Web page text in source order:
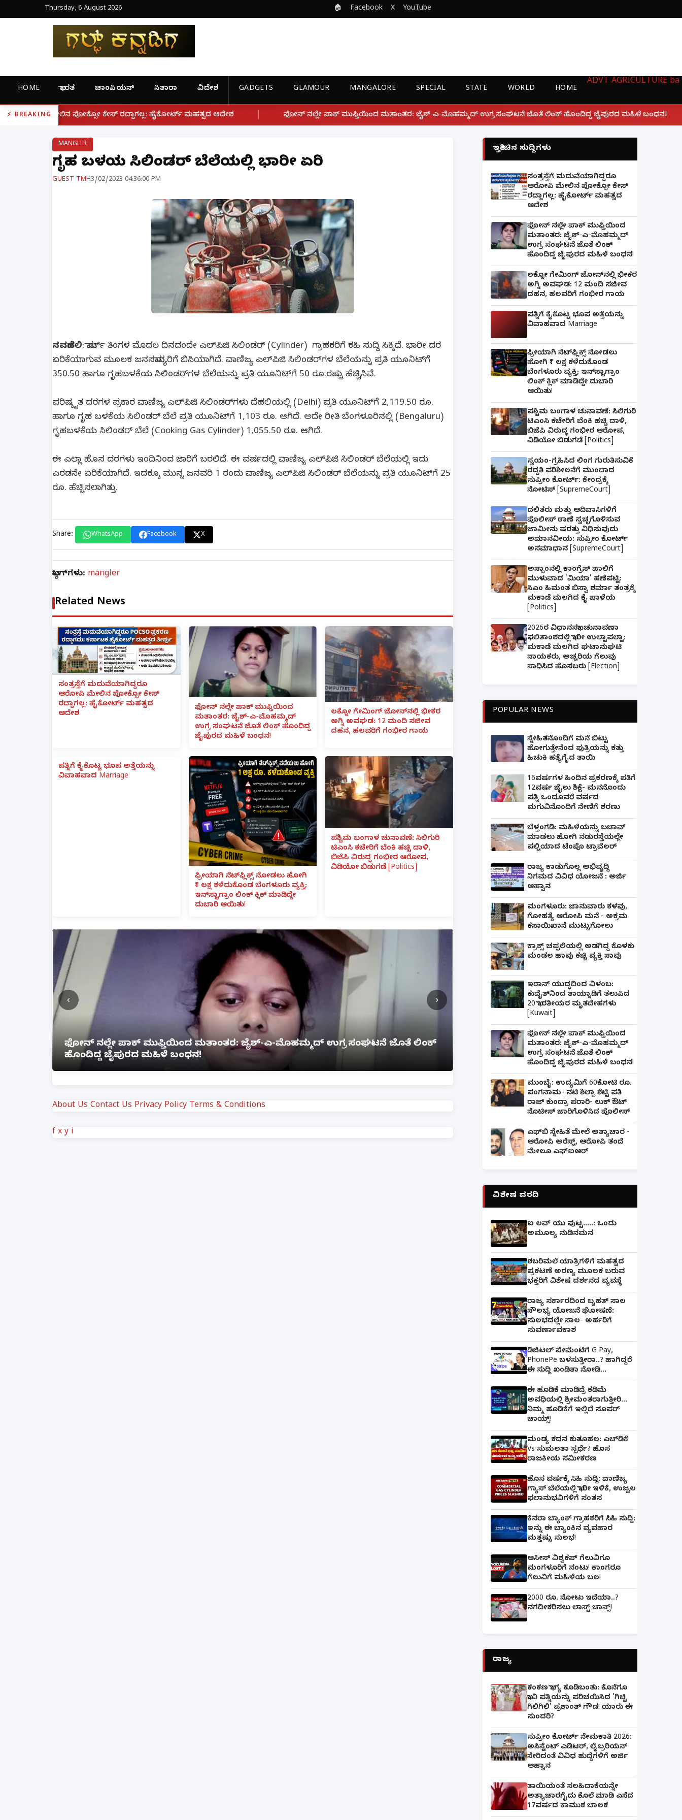
Thursday, 6 August 2026 🏠 Facebook X YouTube
HOME ಭಾರತ ಚಾಂಪಿಯನ್ ಸಿತಾರಾ ವಿದೇಶ GADGETS GLAMOUR MANGALORE SPECIAL STATE WORLD HOME
ADVT AGRICULTURE ba
BREAKING
ಕೇಸ್ ರದ್ದಾಗಲ್ಲ: ಹೈಕೋರ್ಟ್ ಮಹತ್ವದ ಆದೇಶ | ಫೋನ್ ನಲ್ಲೇ ಪಾಕ್ ಮುಫ್ತಿಯಿಂದ ಮತಾಂತರ: ಜೈಶ್-ಎ-ಮೊಹಮ್ಮದ್ ಉಗ್ರ ಸಂಘಟನೆ ಜೊತೆ ಲಿಂಕ್ ಹೊಂದಿದ್ದ ಜೈಪುರದ ಮಹಿಳೆ ಬಂಧನ! | ಲಕ್ನೋ
MANGLER
ಗೃಹ ಬಳಕೆಯ ಸಿಲಿಂಡರ್ ಬೆಲೆಯಲ್ಲಿ ಭಾರೀ ಏರಿಕೆ
GUEST TMH3/02/2023 04:36:00 PM
ನವದೆಹಲಿ: ಮಾರ್ಚ್ ತಿಂಗಳ ಮೊದಲ ದಿನದಂದೇ ಎಲ್‍ಪಿಜಿ ಸಿಲಿಂಡರ್ (Cylinder) ಗ್ರಾಹಕರಿಗೆ ಕಹಿ ಸುದ್ದಿ ಸಿಕ್ಕಿದೆ. ಭಾರೀ ದರ
ಏರಿಕೆಯಾಗುವ ಮೂಲಕ ಜನಸಮಾನ್ಯರಿಗೆ ಬಿಸಿಯಾಗಿದೆ. ವಾಣಿಜ್ಯ ಎಲ್‍ಪಿಜಿ ಸಿಲಿಂಡರ್‌ಗಳ ಬೆಲೆಯನ್ನು ಪ್ರತಿ ಯೂನಿಟ್‍ಗೆ
350.50 ಹಾಗೂ ಗೃಹಬಳಕೆಯ ಸಿಲಿಂಡರ್‌ಗಳ ಬೆಲೆಯನ್ನು ಪ್ರತಿ ಯೂನಿಟ್‍ಗೆ 50 ರೂ.ರಷ್ಟು ಹೆಚ್ಚಿಸಿವೆ.
ಪರಿಷ್ಕೃತ ದರಗಳ ಪ್ರಕಾರ ವಾಣಿಜ್ಯ ಎಲ್‍ಪಿಜಿ ಸಿಲಿಂಡರ್‌ಗಳು ದೆಹಲಿಯಲ್ಲಿ (Delhi) ಪ್ರತಿ ಯೂನಿಟ್‍ಗೆ 2,119.50 ರೂ.
ಹಾಗೂ ಗೃಹ ಬಳಕೆಯ ಸಿಲಿಂಡರ್ ಬೆಲೆ ಪ್ರತಿ ಯೂನಿಟ್‍ಗೆ 1,103 ರೂ. ಆಗಿದೆ. ಅದೇ ರೀತಿ ಬೆಂಗಳೂರಿನಲ್ಲಿ (Bengaluru)
ಗೃಹಬಳಕೆಯ ಸಿಲಿಂಡರ್ ಬೆಲೆ (Cooking Gas Cylinder) 1,055.50 ರೂ. ಆಗಿದೆ.
ಈ ಎಲ್ಲಾ ಹೊಸ ದರಗಳು ಇಂದಿನಿಂದ ಜಾರಿಗೆ ಬರಲಿದೆ. ಈ ವರ್ಷದಲ್ಲಿ ವಾಣಿಜ್ಯ ಎಲ್‍ಪಿಜಿ ಸಿಲಿಂಡರ್ ಬೆಲೆಯಲ್ಲಿ ಇದು
ಎರಡನೇ ಏರಿಕೆಯಾಗಿದೆ. ಇದಕ್ಕೂ ಮುನ್ನ ಜನವರಿ 1 ರಂದು ವಾಣಿಜ್ಯ ಎಲ್‍ಪಿಜಿ ಸಿಲಿಂಡರ್ ಬೆಲೆಯನ್ನು ಪ್ರತಿ ಯೂನಿಟ್‍ಗೆ 25
ರೂ. ಹೆಚ್ಚಿಸಲಾಗಿತ್ತು.
Share: WhatsApp Facebook X
ಟ್ಯಾಗ್‌ಗಳು: mangler
Related News
ಸಂತ್ರಸ್ತೆಗೆ ಮದುವೆಯಾಗಿದ್ದರೂ
ಆರೋಪಿ ಮೇಲಿನ ಪೋಕ್ಸೋ ಕೇಸ್
ರದ್ದಾಗಲ್ಲ: ಹೈಕೋರ್ಟ್ ಮಹತ್ವದ
ಆದೇಶ
ಫೋನ್ ನಲ್ಲೇ ಪಾಕ್ ಮುಫ್ತಿಯಿಂದ
ಮತಾಂತರ: ಜೈಶ್-ಎ-ಮೊಹಮ್ಮದ್
ಉಗ್ರ ಸಂಘಟನೆ ಜೊತೆ ಲಿಂಕ್ ಹೊಂದಿದ್ದ
ಜೈಪುರದ ಮಹಿಳೆ ಬಂಧನ!
ಲಕ್ನೋ ಗೇಮಿಂಗ್ ಜೋನ್‌ನಲ್ಲಿ ಭೀಕರ
ಅಗ್ನಿ ಅವಘಡ: 12 ಮಂದಿ ಸಜೀವ
ದಹನ, ಹಲವರಿಗೆ ಗಂಭೀರ ಗಾಯ
ಪತ್ನಿಗೆ ಕೈಕೊಟ್ಟ ಭೂಪ ಅತ್ತೆಯನ್ನು
ವಿವಾಹವಾದ Marriage
ಫ್ರೀಯಾಗಿ ನೆಟ್‌ಫ್ಲಿಕ್ಸ್ ನೋಡಲು ಹೋಗಿ
₹1 ಲಕ್ಷ ಕಳೆದುಕೊಂಡ ಬೆಂಗಳೂರು ವ್ಯಕ್ತಿ;
ಇನ್‌ಸ್ಟಾಗ್ರಾಂ ಲಿಂಕ್ ಕ್ಲಿಕ್ ಮಾಡಿದ್ದೇ
ದುಬಾರಿ ಆಯಿತು!
ಪಶ್ಚಿಮ ಬಂಗಾಳ ಚುನಾವಣೆ: ಸಿಲಿಗುರಿ
ಟಿಎಂಸಿ ಕಚೇರಿಗೆ ಬೆಂಕಿ ಹಚ್ಚಿ ದಾಳಿ,
ಬಿಜೆಪಿ ವಿರುದ್ಧ ಗಂಭೀರ ಆರೋಪ,
ವಿಡಿಯೋ ಬಿಡುಗಡೆ [Politics]
ಲಕ್ನೋ ಗೇಮಿಂಗ್ ಜೋನ್‌ನಲ್ಲಿ ಭೀಕರ ಅಗ್ನಿ ಅವಘಡ: 12 ಮಂದಿ ಸಜೀವ ದಹನ, ಹಲವರಿಗೆ ಗಂಭೀರ
ಗಾಯ
ಪತ್ನಿಗೆ ಕೈಕೊಟ್ಟ ಭೂಪ ಅತ್ತೆಯನ್ನು ವಿವಾಹವಾದ
‹ ›
About Us Contact Us Privacy Policy Terms & Conditions
f x y i
ಇತ್ತೀಚಿನ ಸುದ್ದಿಗಳು
ಸಂತ್ರಸ್ತೆಗೆ ಮದುವೆಯಾಗಿದ್ದರೂ
ಆರೋಪಿ ಮೇಲಿನ ಪೋಕ್ಸೋ ಕೇಸ್
ರದ್ದಾಗಲ್ಲ: ಹೈಕೋರ್ಟ್ ಮಹತ್ವದ
ಆದೇಶ
ಫೋನ್ ನಲ್ಲೇ ಪಾಕ್ ಮುಫ್ತಿಯಿಂದ
ಮತಾಂತರ: ಜೈಶ್-ಎ-ಮೊಹಮ್ಮದ್
ಉಗ್ರ ಸಂಘಟನೆ ಜೊತೆ ಲಿಂಕ್
ಹೊಂದಿದ್ದ ಜೈಪುರದ ಮಹಿಳೆ ಬಂಧನ!
ಲಕ್ನೋ ಗೇಮಿಂಗ್ ಜೋನ್‌ನಲ್ಲಿ ಭೀಕರ
ಅಗ್ನಿ ಅವಘಡ: 12 ಮಂದಿ ಸಜೀವ
ದಹನ, ಹಲವರಿಗೆ ಗಂಭೀರ ಗಾಯ
ಪತ್ನಿಗೆ ಕೈಕೊಟ್ಟ ಭೂಪ ಅತ್ತೆಯನ್ನು
ವಿವಾಹವಾದ Marriage
ಫ್ರೀಯಾಗಿ ನೆಟ್‌ಫ್ಲಿಕ್ಸ್ ನೋಡಲು
ಹೋಗಿ ₹1 ಲಕ್ಷ ಕಳೆದುಕೊಂಡ
ಬೆಂಗಳೂರು ವ್ಯಕ್ತಿ; ಇನ್‌ಸ್ಟಾಗ್ರಾಂ
ಲಿಂಕ್ ಕ್ಲಿಕ್ ಮಾಡಿದ್ದೇ ದುಬಾರಿ
ಆಯಿತು!
ಪಶ್ಚಿಮ ಬಂಗಾಳ ಚುನಾವಣೆ: ಸಿಲಿಗುರಿ
ಟಿಎಂಸಿ ಕಚೇರಿಗೆ ಬೆಂಕಿ ಹಚ್ಚಿ ದಾಳಿ,
ಬಿಜೆಪಿ ವಿರುದ್ಧ ಗಂಭೀರ ಆರೋಪ,
ವಿಡಿಯೋ ಬಿಡುಗಡೆ [Politics]
ಸ್ವಯಂ-ಗ್ರಹಿಸಿದ ಲಿಂಗ ಗುರುತಿಸುವಿಕೆ
ರದ್ದತಿ ಪರಿಶೀಲನೆಗೆ ಮುಂದಾದ
ಸುಪ್ರೀಂ ಕೋರ್ಟ್: ಕೇಂದ್ರಕ್ಕೆ
ನೋಟಿಸ್ [SupremeCourt]
ದಲಿತರು ಮತ್ತು ಆದಿವಾಸಿಗಳಿಗೆ
ಪೊಲೀಸ್ ಠಾಣೆ ಸ್ವಚ್ಛಗೊಳಿಸುವ
ಜಾಮೀನು ಷರತ್ತು ವಿಧಿಸುವುದು
ಅಮಾನವೀಯ: ಸುಪ್ರೀಂ ಕೋರ್ಟ್
ಅಸಮಾಧಾನ [SupremeCourt]
ಅಸ್ಸಾಂನಲ್ಲಿ ಕಾಂಗ್ರೆಸ್ ಪಾಲಿಗೆ
ಮುಳುವಾದ 'ಮಿಯಾ' ಹಣೆಪಟ್ಟಿ:
ಸಿಎಂ ಹಿಮಂತ ಬಿಸ್ವಾ ಶರ್ಮಾ ತಂತ್ರಕ್ಕೆ
ಮಕಾಡೆ ಮಲಗಿದ ಕೈ ಪಾಳೆಯ
[Politics]
2026ರ ವಿಧಾನಸಭಾ ಚುನಾವಣಾ
ಫಲಿತಾಂಶದಲ್ಲಿ ಭಾರೀ ಉಲ್ಟಾಪಲ್ಟಾ:
ಮಕಾಡೆ ಮಲಗಿದ ಘಟಾನುಘಟಿ
ನಾಯಕರು, ಅಚ್ಚರಿಯ ಗೆಲುವು
ಸಾಧಿಸಿದ ಹೊಸಬರು [Election]
POPULAR NEWS
ಸ್ನೇಹಿತನೊಂದಿಗೆ ಮನೆ ಬಿಟ್ಟು
ಹೋಗುತ್ತೇನೆಂದ ಪುತ್ರಿಯನ್ನು ಕತ್ತು
ಹಿಚುಕಿ ಹತ್ಯೆಗೈದ ತಾಯಿ
16ವರ್ಷಗಳ ಹಿಂದಿನ ಪ್ರಕರಣಕ್ಕೆ ಪತಿಗೆ
12ವರ್ಷ ಜೈಲು ಶಿಕ್ಷೆ- ಮನನೊಂದು
ಪತ್ನಿ ಒಂದೂವರೆ ವರ್ಷದ
ಮಗುವಿನೊಂದಿಗೆ ನೇಣಿಗೆ ಶರಣು
ಬೆಳ್ತಂಗಡಿ: ಮಹಿಳೆಯನ್ನು ಬಚಾವ್
ಮಾಡಲು ಹೋಗಿ ನಡುರಸ್ತೆಯಲ್ಲೇ
ಪಲ್ಟಿಯಾದ ಟೆಂಪೊ ಟ್ರಾವೆಲರ್
ರಾಜ್ಯ ಕಾಡುಗೊಲ್ಲ ಅಭಿವೃದ್ಧಿ
ನಿಗಮದ ವಿವಿಧ ಯೋಜನೆ : ಅರ್ಜಿ
ಆಹ್ವಾನ
ಮಂಗಳೂರು: ಜಾನುವಾರು ಕಳವು,
ಗೋಹತ್ಯೆ ಆರೋಪಿ ಮನೆ - ಅಕ್ರಮ
ಕಸಾಯಿಖಾನೆ ಮುಟ್ಟುಗೋಲು
ಕ್ರಾಕ್ಸ್ ಚಪ್ಪಲಿಯಲ್ಲಿ ಅಡಗಿದ್ದ ಕೊಳಕು
ಮಂಡಲ ಹಾವು ಕಚ್ಚಿ ವ್ಯಕ್ತಿ ಸಾವು
ಇರಾನ್ ಯುದ್ಧದಿಂದ ವಿಳಂಬ:
ಕುವೈತ್‌ನಿಂದ ತಾಯ್ನಾಡಿಗೆ ತಲುಪಿದ
20 ಭಾರತೀಯರ ಮೃತದೇಹಗಳು
[Kuwait]
ಫೋನ್ ನಲ್ಲೇ ಪಾಕ್ ಮುಫ್ತಿಯಿಂದ
ಮತಾಂತರ: ಜೈಶ್-ಎ-ಮೊಹಮ್ಮದ್
ಉಗ್ರ ಸಂಘಟನೆ ಜೊತೆ ಲಿಂಕ್
ಹೊಂದಿದ್ದ ಜೈಪುರದ ಮಹಿಳೆ ಬಂಧನ!
ಮುಂಬೈ: ಉದ್ಯಮಿಗೆ 60ಕೋಟಿ ರೂ.
ಪಂಗನಾಮ- ನಟಿ ಶಿಲ್ಪಾ ಶೆಟ್ಟಿ ಪತಿ
ರಾಜ್ ಕುಂದ್ರಾ ಪರಾರಿ- ಲುಕ್ ಔಟ್
ನೊಟೀಸ್ ಜಾರಿಗೊಳಿಸಿದ ಪೊಲೀಸ್
ಎಫ್‌ಬಿ ಸ್ನೇಹಿತೆ ಮೇಲೆ ಅತ್ಯಾಚಾರ -
ಆರೋಪಿ ಅರೆಸ್ಟ್, ಆರೋಪಿ ತಂದೆ
ಮೇಲೂ ಎಫ್ಐಆರ್
ವಿಶೇಷ ವರದಿ
ಐ ಲವ್ ಯು ಪುಟ್ಟ.....: ಒಂದು
ಅಮೂಲ್ಯ ನುಡಿನಮನ
ಶಬರಿಮಲೆ ಯಾತ್ರಿಗಳಿಗೆ ಮಹತ್ವದ
ಪ್ರಕಟಣೆ ಅರಣ್ಯ ಮೂಲಕ ಬರುವ
ಭಕ್ತರಿಗೆ ವಿಶೇಷ ದರ್ಶನದ ವ್ಯವಸ್ಥೆ
ರಾಜ್ಯ ಸರ್ಕಾರದಿಂದ ಬೃಹತ್ ಸಾಲ
ಸೌಲಭ್ಯ ಯೋಜನೆ ಘೋಷಣೆ:
ಸುಲಭದಲ್ಲೇ ಸಾಲ- ಅರ್ಹರಿಗೆ
ಸುವರ್ಣಾವಕಾಶ
ಡಿಜಿಟಲ್ ಪೇಮೆಂಟಿಗೆ G Pay,
PhonePe ಬಳಸುತ್ತೀರಾ..? ಹಾಗಿದ್ದರೆ
ಈ ಸುದ್ದಿ ಖಂಡಿತಾ ನೋಡಿ...
ಈ ಹೂಡಿಕೆ ಮಾಡಿದ್ರೆ ಕಡಿಮೆ
ಅವಧಿಯಲ್ಲಿ ಶ್ರೀಮಂತರಾಗುತ್ತೀರಿ...
ನಿಮ್ಮ ಹೂಡಿಕೆಗೆ ಇಲ್ಲಿದೆ ಸೂಪರ್
ಚಾಯ್ಸ್‌!
ಮಂಡ್ಯ ಕದನ ಕುತೂಹಲ: ಎಚ್‌ಡಿಕೆ
Vs ಸುಮಲತಾ ಸ್ಪರ್ಧೆ? ಹೊಸ
ರಾಜಕೀಯ ಸಮೀಕರಣ
ಹೊಸ ವರ್ಷಕ್ಕೆ ಸಿಹಿ ಸುದ್ದಿ: ವಾಣಿಜ್ಯ
ಗ್ಯಾಸ್‌ ಬೆಲೆಯಲ್ಲಿ ಭಾರೀ ಇಳಿಕೆ, ಉಜ್ವಲ
ಫಲಾನುಭವಿಗಳಿಗೆ ಸಂತಸ
ಕೆನರಾ ಬ್ಯಾಂಕ್‌ ಗ್ರಾಹಕರಿಗೆ ಸಿಹಿ ಸುದ್ದಿ:
ಇನ್ನು ಈ ಬ್ಯಾಂಕಿನ ವ್ಯವಹಾರ
ಮತ್ತಷ್ಟು ಸುಲಭ!
ಆಸೀಸ್ ವಿಶ್ವಕಪ್ ಗೆಲುವಿಗೂ
ಮಂಗಳೂರಿಗೆ ನಂಟು! ಕಾಂಗರೂ
ಗೆಲುವಿಗೆ ಮಹಿಳೆಯ ಬಲ!
2000 ರೂ. ನೋಟು ಇದೆಯಾ..?
ನಗದೀಕರಿಸಲು ಲಾಸ್ಟ್‌ ಚಾನ್ಸ್‌!
ರಾಜ್ಯ
ಕಂಕಣ ಭಾಗ್ಯ ಕೂಡಿಬಂತು: ಕೊನೆಗೂ
ಭಾವಿ ಪತ್ನಿಯನ್ನು ಪರಿಚಯಿಸಿದ 'ಗಿಚ್ಚಿ
ಗಿಲಿಗಿಲಿ' ಪ್ರಶಾಂತ್ ಗೌಡ! ಯಾರು ಈ
ಸುಂದರಿ?
ಸುಪ್ರೀಂ ಕೋರ್ಟ್ ನೇಮಕಾತಿ 2026:
ಅಸಿಸ್ಟೆಂಟ್ ಎಡಿಟರ್, ಲೈಬ್ರರಿಯನ್
ಸೇರಿದಂತೆ ವಿವಿಧ ಹುದ್ದೆಗಳಿಗೆ ಅರ್ಜಿ
ಆಹ್ವಾನ
ತಾಯಿಯಂತೆ ಸಲಹಿದಾಕೆಯನ್ನೇ
ಅತ್ಯಾಚಾರಗೈದು ಕೊಲೆ ಮಾಡಿ ಎಸೆದ
17ವರ್ಷದ ಕಾಮುಕ ಬಾಲಕ